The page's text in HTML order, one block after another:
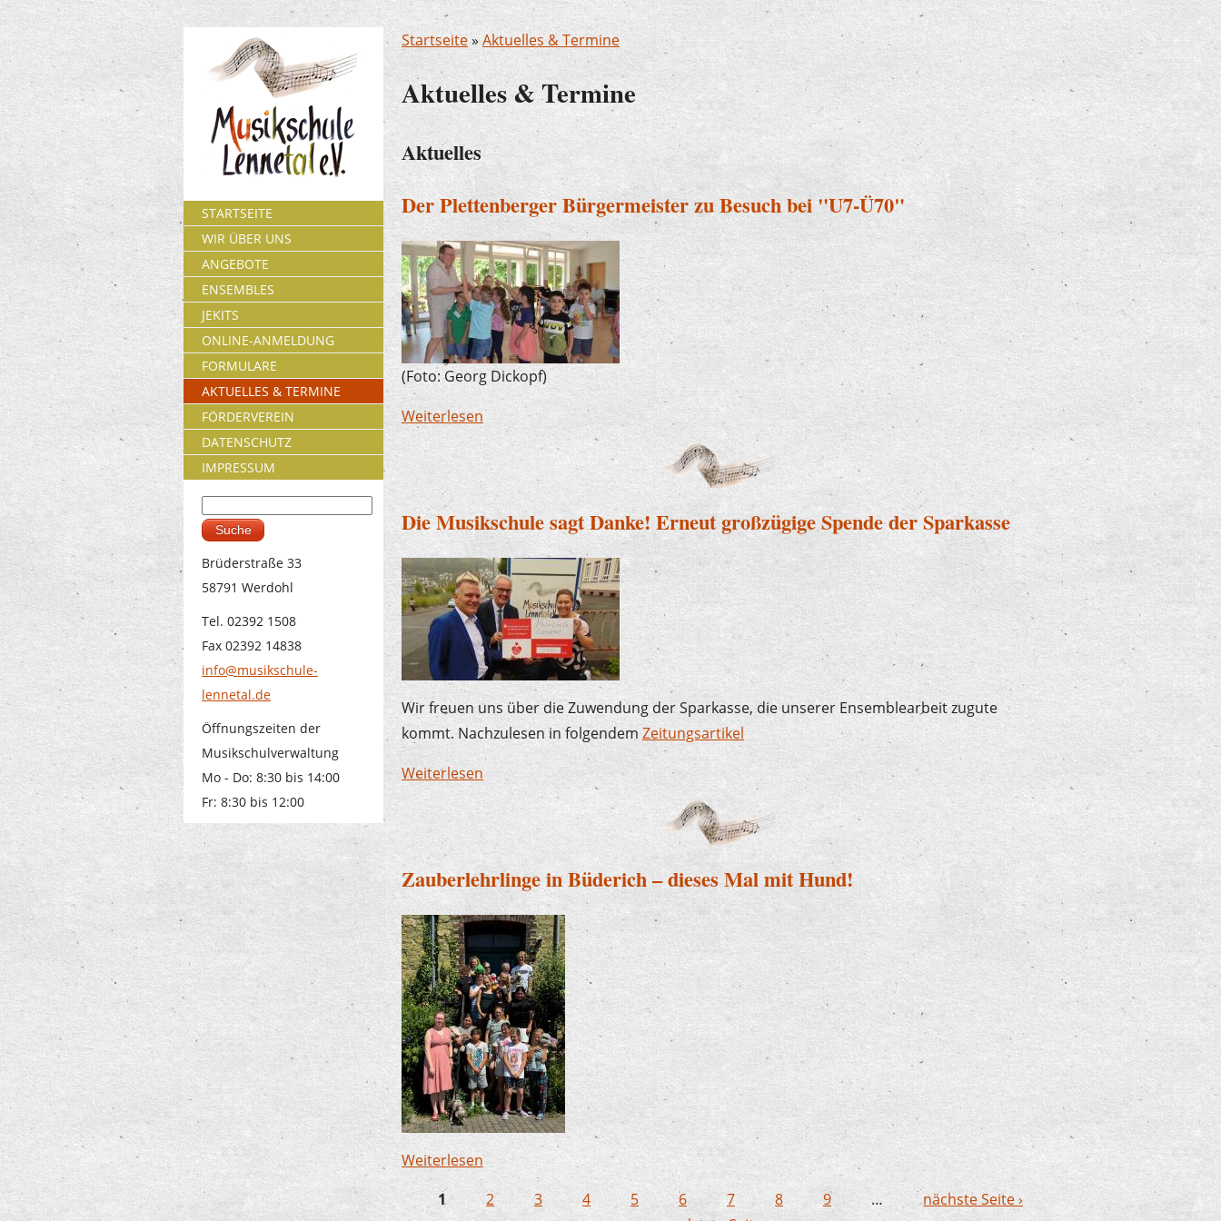
Startseite»Aktuelles & Termine
Aktuelles & Termine
Aktuelles
Der Plettenberger Bürgermeister zu Besuch bei "U7-Ü70"
(Foto: Georg Dickopf)
Weiterlesenüber Der Plettenberger Bürgermeister zu Besuch bei "U7-Ü70"
Die Musikschule sagt Danke! Erneut großzügige Spende der Sparkasse
Wir freuen uns über die Zuwendung der Sparkasse, die unserer Ensemblearbeit zugute
kommt. Nachzulesen in folgendem Zeitungsartikel
Weiterlesen über Die Musikschule sagt Danke! Erneut großzügige Spende der Sparkasse
Zauberlehrlinge in Büderich – dieses Mal mit Hund!
Weiterlesen über Zauberlehrlinge in Büderich – dieses Mal mit Hund!
1 2 3 4 5 6 7 8 9 …
nächste Seite ›
STARTSEITE
WIR ÜBER UNS
ANGEBOTE
ENSEMBLES
JEKITS
ONLINE-ANMELDUNG
FORMULARE
AKTUELLES & TERMINE
FÖRDERVEREIN
DATENSCHUTZ
IMPRESSUM
Suchformular
Brüderstraße 33
58791 Werdohl
Tel. 02392 1508
Fax 02392 14838
info@musikschule-
lennetal.de
Öffnungszeiten der
Musikschulverwaltung
Mo - Do: 8:30 bis 14:00
Fr: 8:30 bis 12:00